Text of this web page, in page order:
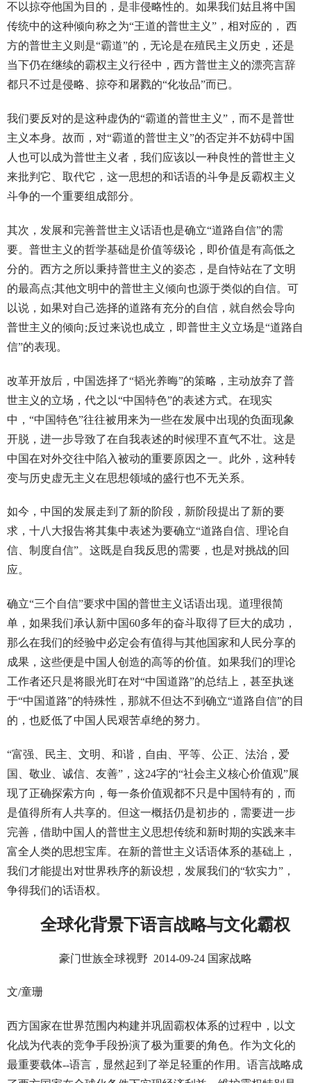
不以掠夺他国为目的，是非侵略性的。如果我们姑且将中国
传统中的这种倾向称之为“王道的普世主义”，相对应的， 西
方的普世主义则是“霸道”的，无论是在殖民主义历史，还是
当下仍在继续的霸权主义行径中，西方普世主义的漂亮言辞
都只不过是侵略、掠夺和屠戮的“化妆品”而已。
我们要反对的是这种虚伪的“霸道的普世主义”，而不是普世
主义本身。故而，对“霸道的普世主义”的否定并不妨碍中国
人也可以成为普世主义者，我们应该以一种良性的普世主义
来批判它、取代它，这一思想的和话语的斗争是反霸权主义
斗争的一个重要组成部分。
其次，发展和完善普世主义话语也是确立“道路自信”的需
要。普世主义的哲学基础是价值等级论，即价值是有高低之
分的。西方之所以秉持普世主义的姿态，是自恃站在了文明
的最高点;其他文明中的普世主义倾向也源于类似的自信。可
以说，如果对自己选择的道路有充分的自信，就自然会导向
普世主义的倾向;反过来说也成立，即普世主义立场是“道路自
信”的表现。
改革开放后，中国选择了“韬光养晦”的策略，主动放弃了普
世主义的立场，代之以“中国特色”的表述方式。在现实
中，“中国特色”往往被用来为一些在发展中出现的负面现象
开脱，进一步导致了在自我表述的时候理不直气不壮。这是
中国在对外交往中陷入被动的重要原因之一。此外，这种转
变与历史虚无主义在思想领域的盛行也不无关系。
如今，中国的发展走到了新的阶段，新阶段提出了新的要
求，十八大报告将其集中表述为要确立“道路自信、理论自
信、制度自信”。这既是自我反思的需要，也是对挑战的回
应。
确立“三个自信”要求中国的普世主义话语出现。道理很简
单，如果我们承认新中国60多年的奋斗取得了巨大的成功，
那么在我们的经验中必定会有值得与其他国家和人民分享的
成果，这些便是中国人创造的高等的价值。如果我们的理论
工作者还只是将眼光盯在对“中国道路”的总结上，甚至执迷
于“中国道路”的特殊性，那就不但达不到确立“道路自信”的目
的，也贬低了中国人民艰苦卓绝的努力。
“富强、民主、文明、和谐，自由、平等、公正、法治，爱
国、敬业、诚信、友善”，这24字的“社会主义核心价值观”展
现了正确探索方向，每一条价值观都不只是中国特有的，而
是值得所有人共享的。但这一概括仍是初步的，需要进一步
完善，借助中国人的普世主义思想传统和新时期的实践来丰
富全人类的思想宝库。在新的普世主义话语体系的基础上，
我们才能提出对世界秩序的新设想，发展我们的“软实力”，
争得我们的话语权。
全球化背景下语言战略与文化霸权
豪门世族全球视野 2014-09-24 国家战略
文/童珊
西方国家在世界范围内构建并巩固霸权体系的过程中，以文
化战为代表的竞争手段扮演了极为重要的角色。作为文化的
最重要载体--语言，显然起到了举足轻重的作用。语言战略成